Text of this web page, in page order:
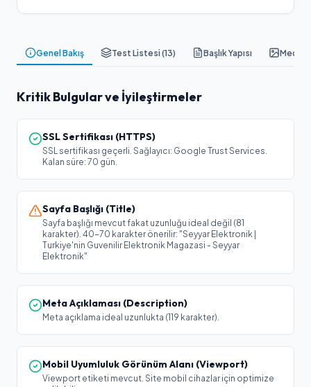
Genel Bakış Test Listesi (13) Başlık Yapısı Medya
Kritik Bulgular ve İyileştirmeler
SSL Sertifikası (HTTPS)
SSL sertifikası geçerli. Sağlayıcı: Google Trust Services.
Kalan süre: 70 gün.
Sayfa Başlığı (Title)
Sayfa başlığı mevcut fakat uzunluğu ideal değil (81
karakter). 40-70 karakter önerilir: "Seyyar Elektronik |
Turkiye'nin Guvenilir Elektronik Magazasi - Seyyar
Elektronik"
Meta Açıklaması (Description)
Meta açıklama ideal uzunlukta (119 karakter).
Mobil Uyumluluk Görünüm Alanı (Viewport)
Viewport etiketi mevcut. Site mobil cihazlar için optimize